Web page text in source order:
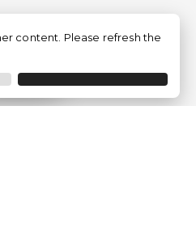
Filtrar
content. Please refresh the